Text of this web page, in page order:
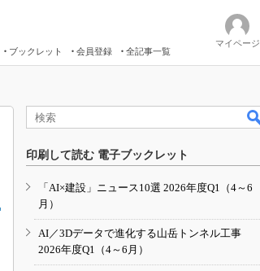
ブックレット 会員登録 全記事一覧
マイページ
印刷して読む 電子ブックレット
「AI×建設」ニュース10選 2026年度Q1（4～6
月）
AI／3Dデータで進化する山岳トンネル工事
2026年度Q1（4～6月）